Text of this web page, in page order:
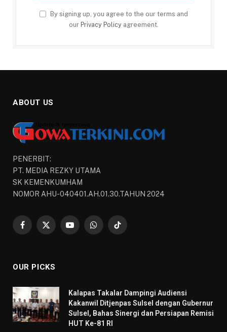
By signing up, you agree to the our terms and
our Privacy Policyagreement.
ABOUT US
PENERBIT:
PT. MEDIA REZKY UTAMA
SK KEMENKUMHAM
NOMOR AHU-040401.AH.01.30.TAHUN 2024
Facebook
X
YouTubeWhatsAppTikTok
OUR PICKS
Kalapas Takalar Dampingi Audiensi
Kakanwil Ditjenpas Sulsel dengan Gubernur
Sulsel, Bahas Sinergi dan Persiapan Remisi
HUT Ke-81 RI